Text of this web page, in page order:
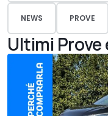
NEWS PROVE
Ultimi Prove